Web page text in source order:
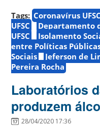
Tags: Coronavírus UFSC
UFSC
Departamento
UFSC
Isolamento
entre Políticas
Sociais
Jeferson de
Pereira Rocha
Laboratórios
produzem
28/04/2020 17:36